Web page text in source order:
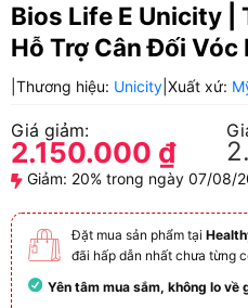
Bios Life E Unicity |
Hỗ Trợ Cân Đối
Thương hiệu: Unicity| Xuất xứ:
Giá giảm:
2.150.000 ₫
Giảm: 20% trong ngày 07/08/
Đặt mua sản phẩm tại
đãi hấp dẫn nhất chưa từng
Yên tâm mua sắm, không lo về